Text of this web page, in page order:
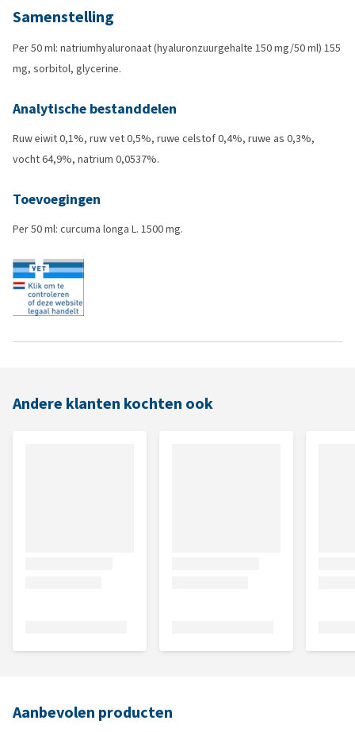
Samenstelling
Per 50 ml: natriumhyaluronaat (hyaluronzuurgehalte 150 mg/50 ml) 155
mg, sorbitol, glycerine.
Analytische bestanddelen
Ruw eiwit 0,1%, ruw vet 0,5%, ruwe celstof 0,4%, ruwe as 0,3%,
vocht 64,9%, natrium 0,0537%.
Toevoegingen
Per 50 ml: curcuma longa L. 1500 mg.
Andere klanten kochten ook
Aanbevolen producten